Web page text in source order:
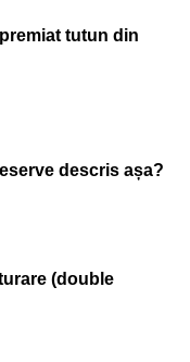
tutun din
descris așa?
(double